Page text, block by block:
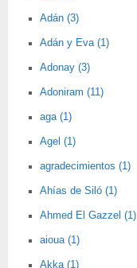
Adán (3)
Adán y Eva (1)
Adonay (3)
Adoniram (11)
aga (1)
Agel (1)
agradecimientos (1)
Ahías de Siló (1)
Ahmed El Gazzel (1)
aioua (1)
Akka (1)